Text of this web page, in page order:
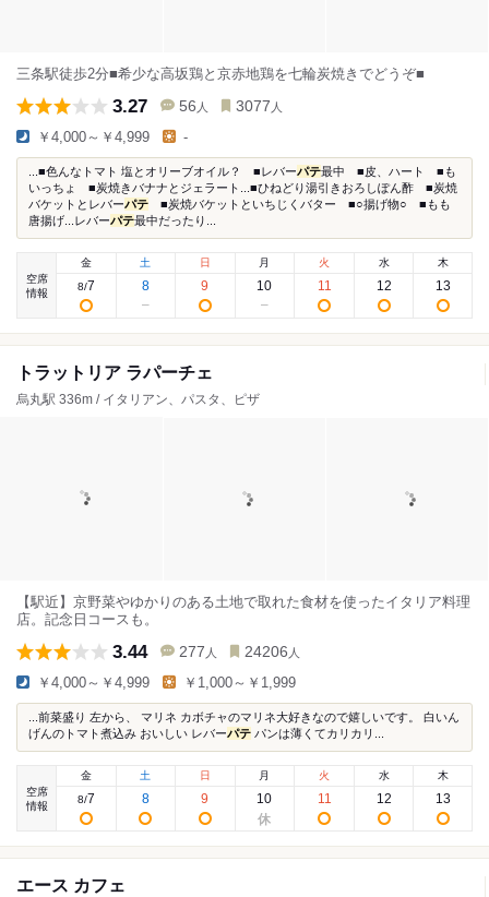
三条駅徒歩2分■希少な高坂鶏と京赤地鶏を七輪炭焼きでどうぞ■
3.27 56 人 3077 人
￥4,000～￥4,999 -
...■色んなトマト 塩とオリーブオイル？ ■レバーパテ最中 ■皮、ハート ■も
いっちょ ■炭焼きバナナとジェラート...■ひねどり湯引きおろしぽん酢 ■炭焼
バケットとレバーパテ ■炭焼バケットといちじくバター ■○揚げ物○ ■もも
唐揚げ...レバーパテ最中だったり...
空席
情報
金
8/7
土
8
日
9
月
10
火
11
水
12
木
13
トラットリア ラパーチェ
烏丸駅 336m / イタリアン、パスタ、ピザ
【駅近】京野菜やゆかりのある土地で取れた食材を使ったイタリア料理
店。記念日コースも。
3.44 277 人 24206 人
￥4,000～￥4,999 ￥1,000～￥1,999
...前菜盛り 左から、 マリネ カボチャのマリネ大好きなので嬉しいです。 白いん
げんのトマト煮込み おいしい レバーパテ パンは薄くてカリカリ...
空席
情報
金
8/7
土
8
日
9
月
10
火
11
水
12
木
13
エース カフェ